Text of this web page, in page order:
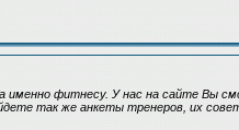
фитнесу. У нас на сайте Вы
так же анкеты тренеров, их